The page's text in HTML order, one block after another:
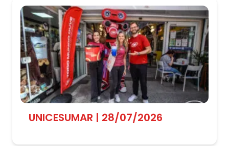
UNICESUMAR | 28/07/2026